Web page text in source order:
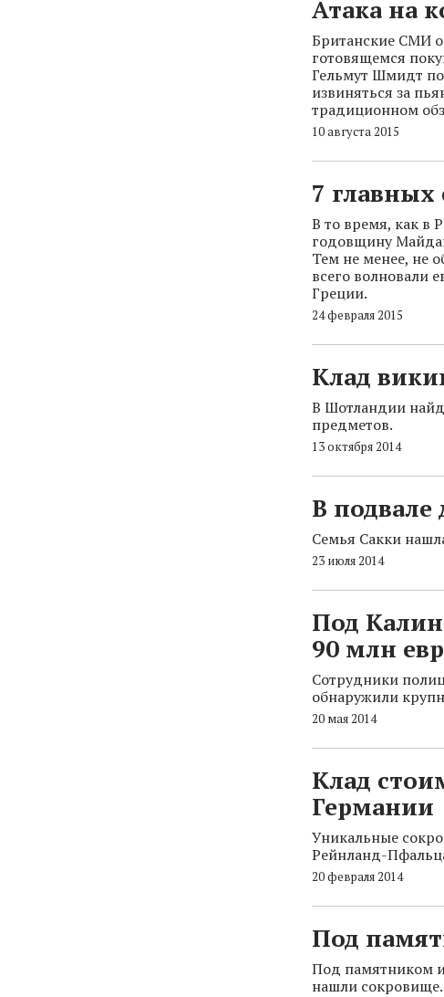
Атака на
Британские СМИ
готовящемся
Гельмут Шмидт
извиняться за
традиционном
10 августа 2015
7
В то время, как в
годовщину
Тем не менее, не
всего волновали
Греции.
24 февраля 2015
Клад
В Шотландии
предметов.
13 октября 2014
В
Семья Сакки
23 июля 2014
Под
90 млн
Сотрудники
обнаружили
20 мая 2014
Клад
Германии
Уникальные
Рейнланд-
20 февраля 2014
Под
Под памятником
нашли сокровище.